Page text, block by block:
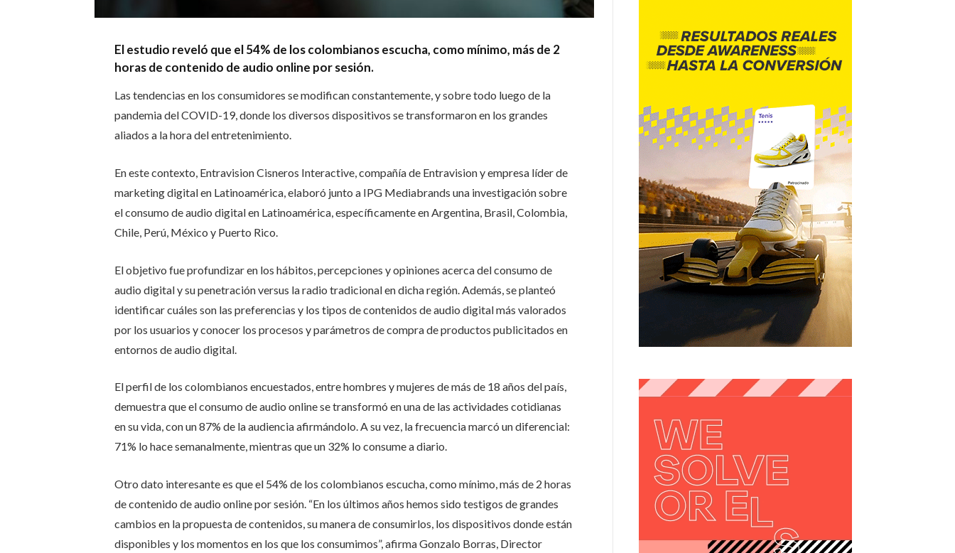
El estudio reveló que el 54% de los colombianos escucha, como mínimo, más de 2
horas de contenido de audio online por sesión.
Las tendencias en los consumidores se modifican constantemente, y sobre todo luego de la
pandemia del COVID-19, donde los diversos dispositivos se transformaron en los grandes
aliados a la hora del entretenimiento.
En este contexto, Entravision Cisneros Interactive, compañía de Entravision y empresa líder de
marketing digital en Latinoamérica, elaboró junto a IPG Mediabrands una investigación sobre
el consumo de audio digital en Latinoamérica, específicamente en Argentina, Brasil, Colombia,
Chile, Perú, México y Puerto Rico.
El objetivo fue profundizar en los hábitos, percepciones y opiniones acerca del consumo de
audio digital y su penetración versus la radio tradicional en dicha región. Además, se planteó
identificar cuáles son las preferencias y los tipos de contenidos de audio digital más valorados
por los usuarios y conocer los procesos y parámetros de compra de productos publicitados en
entornos de audio digital.
El perfil de los colombianos encuestados, entre hombres y mujeres de más de 18 años del país,
demuestra que el consumo de audio online se transformó en una de las actividades cotidianas
en su vida, con un 87% de la audiencia afirmándolo. A su vez, la frecuencia marcó un diferencial:
71% lo hace semanalmente, mientras que un 32% lo consume a diario.
Otro dato interesante es que el 54% de los colombianos escucha, como mínimo, más de 2 horas
de contenido de audio online por sesión. “En los últimos años hemos sido testigos de grandes
cambios en la propuesta de contenidos, su manera de consumirlos, los dispositivos donde están
disponibles y los momentos en los que los consumimos”, afirma Gonzalo Borras, Director